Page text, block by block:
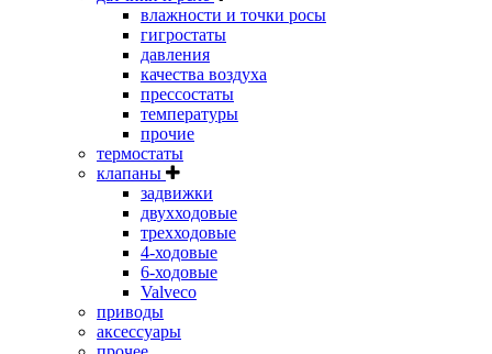
влажности и точки росы
гигростаты
давления
качества воздуха
прессостаты
температуры
прочие
термостаты
клапаны
задвижки
двухходовые
трехходовые
4-ходовые
6-ходовые
Valveco
приводы
аксессуары